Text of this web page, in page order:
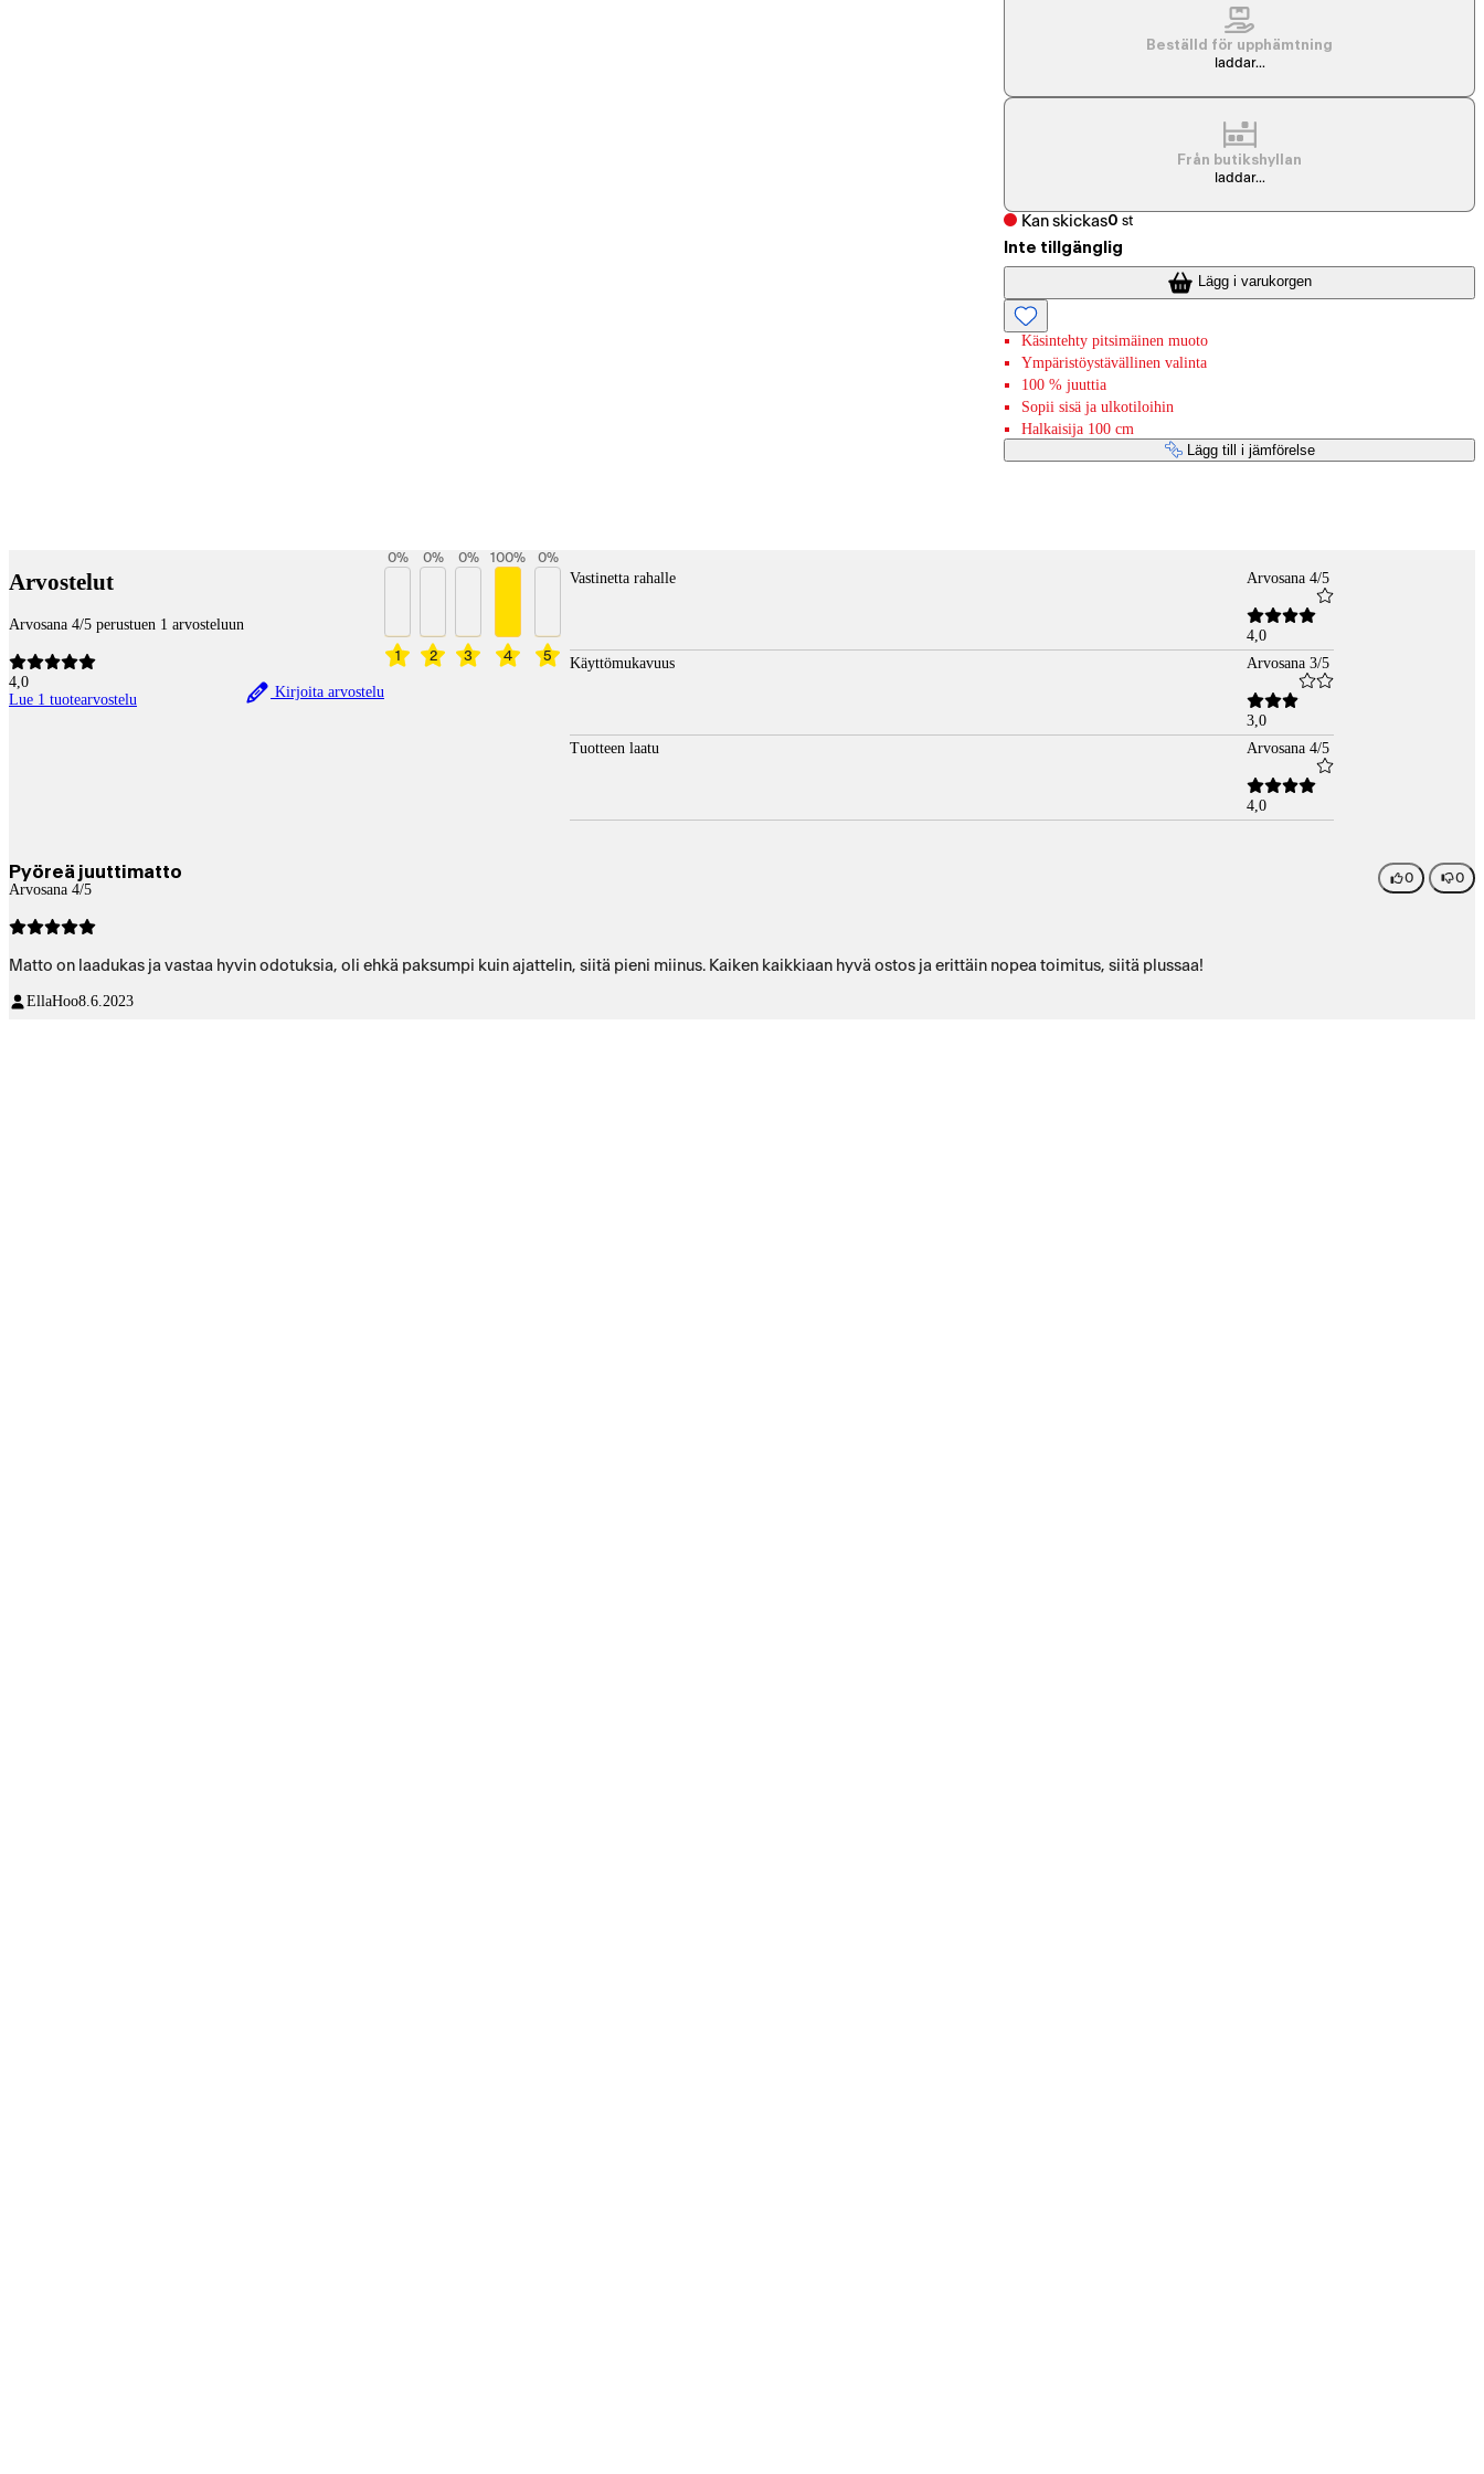
Beställd för upphämtning
laddar...
Från butikshyllan
laddar...
Kan skickas0 st
Inte tillgänglig
Lägg i varukorgen
Käsintehty pitsimäinen muoto
Ympäristöystävällinen valinta
100 % juuttia
Sopii sisä ja ulkotiloihin
Halkaisija 100 cm
Lägg till i jämförelse
Arvostelut
Arvosana 4/5 perustuen 1 arvosteluun
4,0
Lue 1 tuotearvostelu
Kirjoita arvostelu
1
0%
2
0%
3
0%
4
100%
5
0%
Vastinetta rahalle Arvosana 4/5
4,0
Käyttömukavuus
Arvosana 3/5
3,0
Tuotteen laatu
Arvosana 4/5
4,0
Pyöreä juuttimatto
Arvosana 4/5
0 0
Matto on laadukas ja vastaa hyvin odotuksia, oli ehkä paksumpi kuin ajattelin, siitä pieni miinus. Kaiken kaikkiaan hyvä ostos ja erittäin nopea toimitus, siitä plussaa!
EllaHoo8.6.2023